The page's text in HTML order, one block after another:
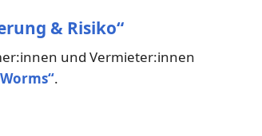
& Risiko“
und Vermieter:innen
.